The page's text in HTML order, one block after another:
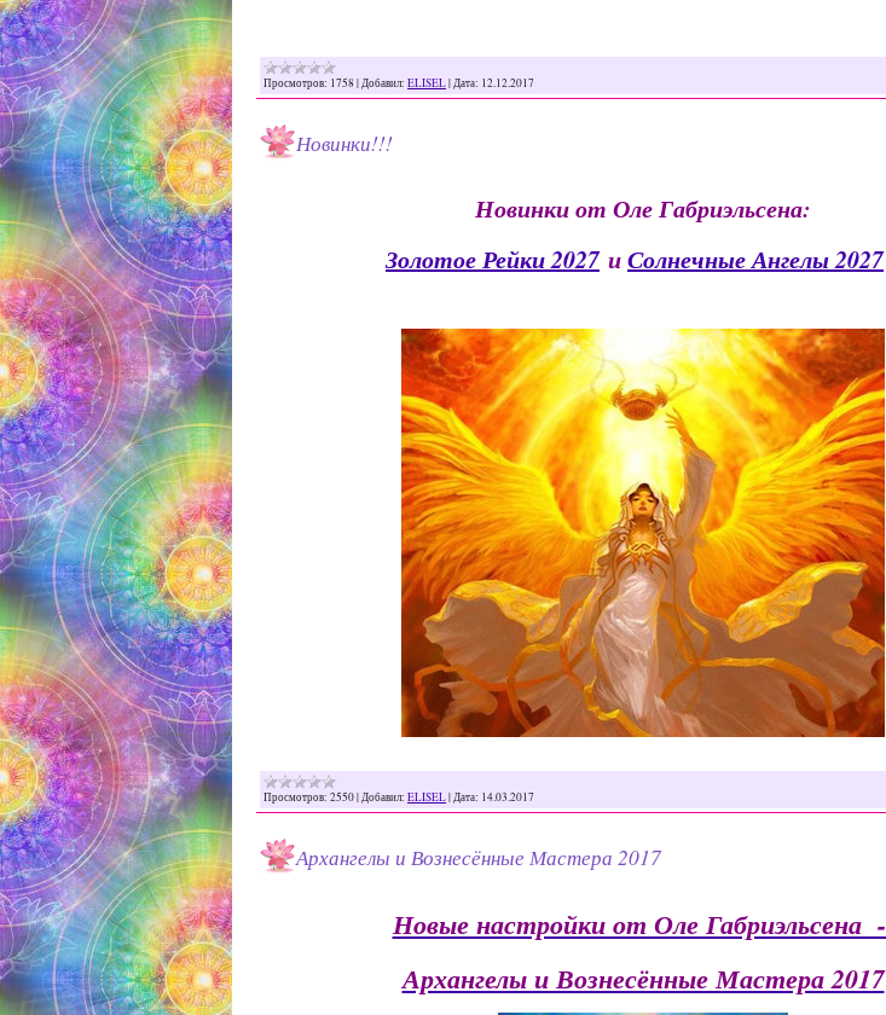
Просмотров: 1758 |Добавил: ELISEL|Дата: 12.12.2017
Новинки!!!
Новинки от Оле Габриэльсена:
Золотое Рейки 2027иСолнечные Ангелы 2027
Просмотров: 2550|Добавил: ELISEL|Дата: 14.03.2017
Архангелы и Вознесённые Мастера 2017
Новые настройки от Оле Габриэльсена -
Архангелы и Вознесённые Мастера 2017